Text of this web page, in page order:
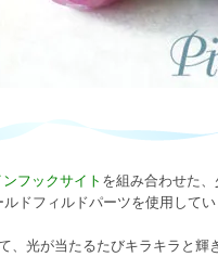
フックサイト を組み合わせた
ドフィルドパーツを使用してい
、光が当たるたびキラキラと輝